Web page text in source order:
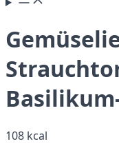
108 kcal